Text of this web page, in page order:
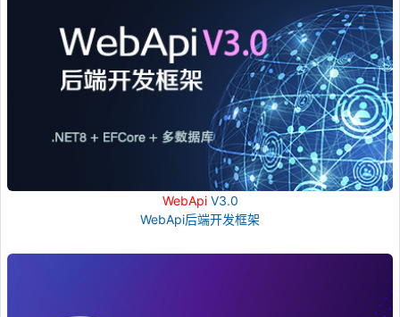
WebApiV3.0
WebApi后端开发框架